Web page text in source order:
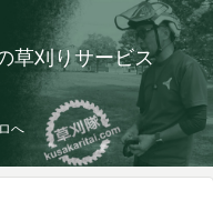
草刈りサービス
へ